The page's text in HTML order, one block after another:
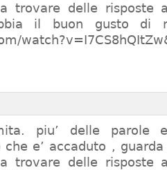
trovare delle risposte
il buon gusto di
piu’ delle parole
e’ accaduto , guarda
trovare delle risposte